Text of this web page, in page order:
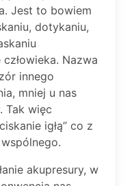
Jest to bowiem
dotykaniu,
Nazwa
innego
mniej u nas
Tak więc
igłą” co z
akupresury, w